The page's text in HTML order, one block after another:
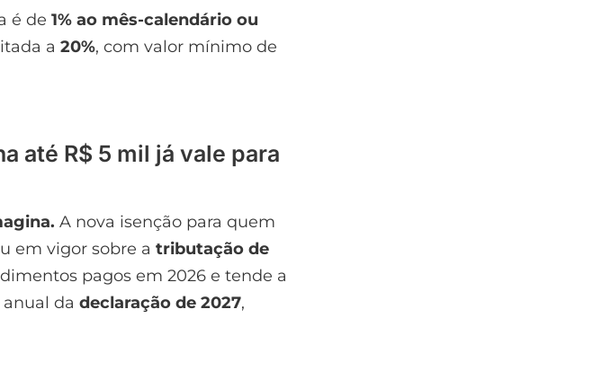
é de 1% ao mês-calendário ou
a 20%, com valor mínimo de
até R$ 5 mil já vale para
A nova isenção para quem
em vigor sobre a tributação de
pagos em 2026 e tende a
da declaração de 2027,